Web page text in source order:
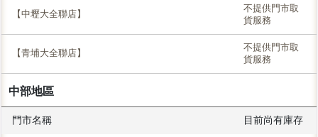
【中壢大全聯店】
不提供門市取
貨服務
【青埔大全聯店】
不提供門市取
貨服務
中部地區
門市名稱 目前尚有庫存